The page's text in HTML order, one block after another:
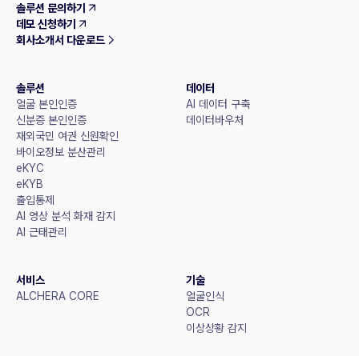
솔루션 문의하기
데모 신청하기
회사소개서 다운로드
솔루션
얼굴 본인인증
신분증 본인인증
재외국민 여권 신원확인
바이오정보 분산관리
eKYC
eKYB
출입통제
AI 영상 분석 화재 감지
AI 근태관리
데이터
AI 데이터 구축
데이터바우처
서비스
ALCHERA CORE
기술
얼굴인식
OCR
이상상황 감지